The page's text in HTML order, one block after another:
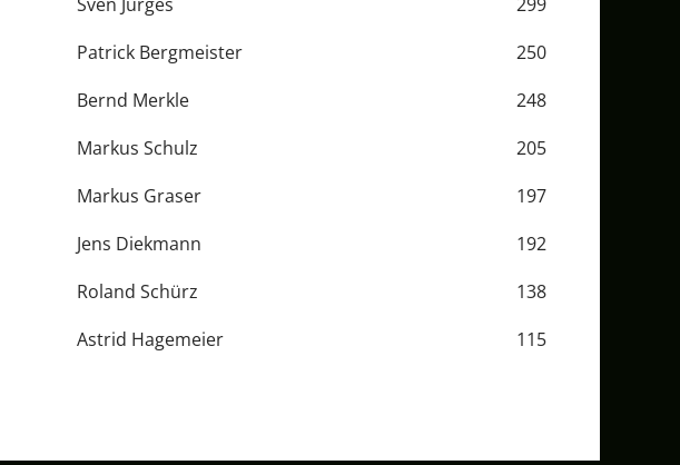
Patrick Bergmeister
250
Bernd Merkle
248
Markus Schulz
205
Markus Graser
197
Jens Diekmann
192
Roland Schürz
138
Astrid Hagemeier 115